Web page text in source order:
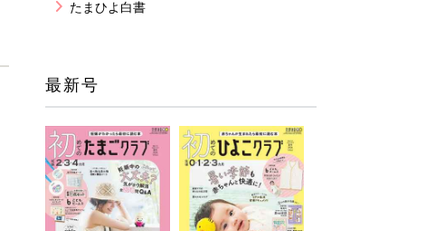
たまひよ白書
最新号